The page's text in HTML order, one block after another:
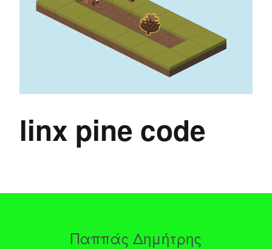
linx pine code
Παππάς Δημήτρης